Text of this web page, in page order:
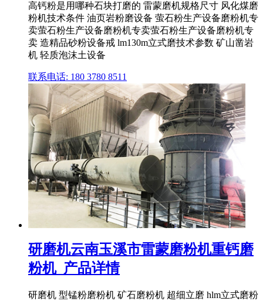
高钙粉是用哪种石块打磨的 雷蒙磨机规格尺寸 风化煤磨
粉机技术条件 油页岩粉磨设备 萤石粉生产设备磨粉机专
卖萤石粉生产设备磨粉机专卖萤石粉生产设备磨粉机专
卖 造精品砂粉设备戒 lm130m立式磨技术参数 矿山凿岩
机 轻质泡沫土设备
联系电话: 180 3780 8511
研磨机云南玉溪市雷蒙磨粉机重钙磨
粉机_产品详情
研磨机 型锰粉磨粉机 矿石磨粉机 超细立磨 hlm立式磨粉